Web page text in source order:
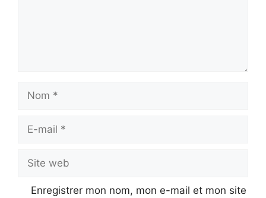
mail
web
Enregistrer mon nom, mon e-mail et mon site